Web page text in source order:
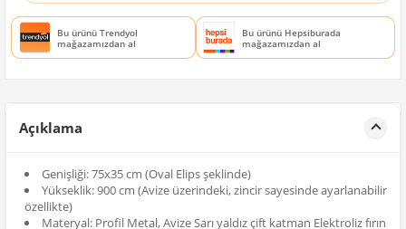
Bu ürünü Trendyol
mağazamızdan al
Bu ürünü Hepsiburada
mağazamızdan al
Açıklama
Genişliği: 75x35 cm (Oval Elips şeklinde)
Yükseklik: 900 cm (Avize üzerindeki, zincir sayesinde ayarlanabilir
özellikte)
Materyal: Profil Metal, Avize Sarı yaldız çift katman Elektroliz fırın